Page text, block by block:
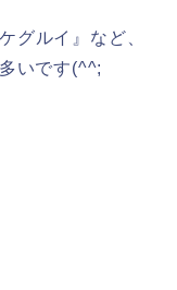
グルイ』など、
いです(^^;